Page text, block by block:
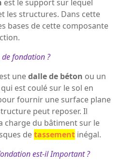
est le support sur lequel
les structures. Dans cette
bases de cette composante
fondation ?
unedalle de béton ou un
est coulé sur le sol en
fournir une surface plane
peut reposer. Il
du bâtiment sur le
detassement inégal.
est-il Important ?